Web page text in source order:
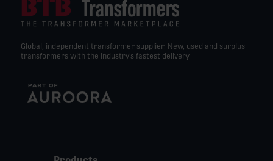
Global, independent transformer supplier. New, used and surplus
transformers with the industry’s fastest delivery.